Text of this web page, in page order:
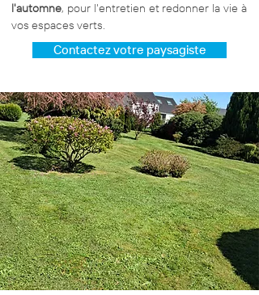
l'automne, pour l'entretien et redonner la vie à
vos espaces verts.
Contactez votre paysagiste